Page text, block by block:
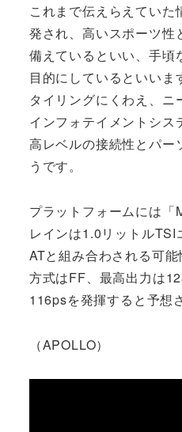
これまで伝えらえてい
発され、高いスポーツ性
備えているといい、手頃
目的にしているといいま
タイリングにくわえ、
インフォテイメントシス
高レベルの接続性とパー
うです。
プラットフォームには「
レインは1.0リットル
ATと組み合わされる可
方式はFF、最高出力は
116psを発揮すると予想
（APOLLO）